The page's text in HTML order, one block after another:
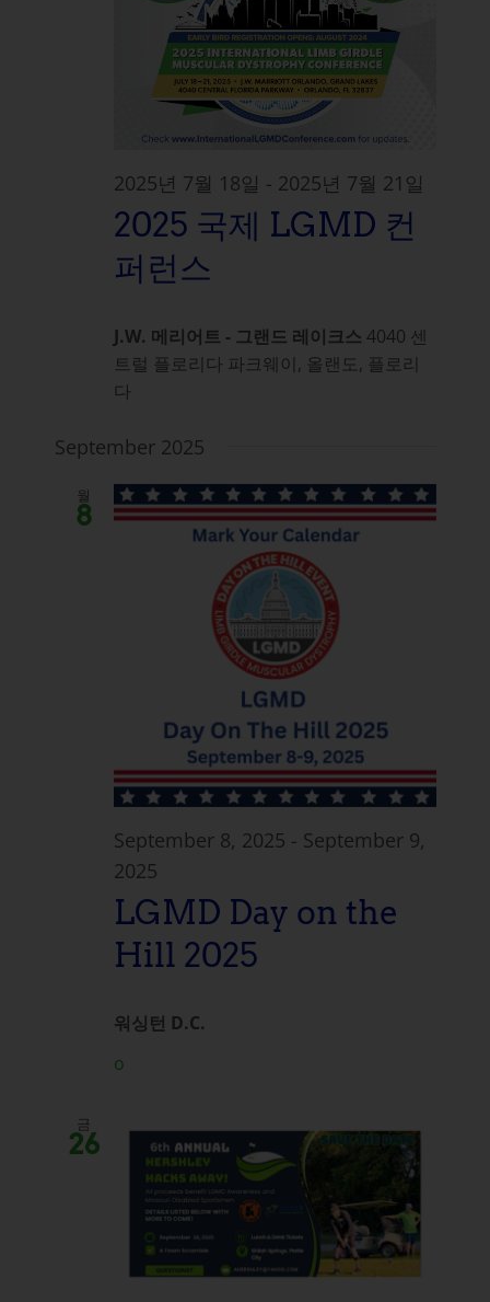
2025년 7월 18일 - 2025년 7월 21일
2025 국제 LGMD 컨
퍼런스
J.W. 메리어트 - 그랜드 레이크스 4040 센
트럴 플로리다 파크웨이, 올랜도, 플로리
다
September 2025
월
8
September 8, 2025 - September 9,
2025
LGMD Day on the
Hill 2025
워싱턴 D.C.
o
금
26